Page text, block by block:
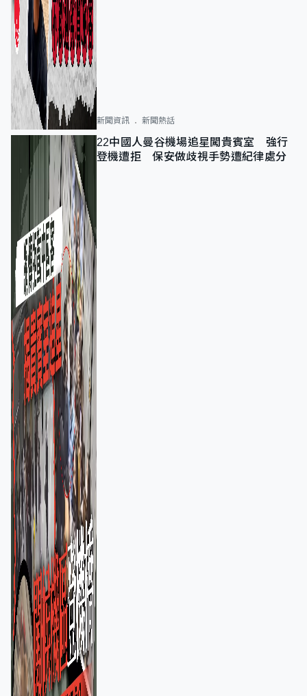
新聞資訊 新聞熱話
22中國人曼谷機場追星闖貴賓室 強行
登機遭拒 保安做歧視手勢遭紀律處分